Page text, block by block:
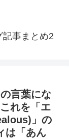
記事まとめ2
言葉にな
れを「エ
」の
は「あん